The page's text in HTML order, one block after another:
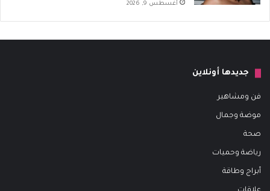
أغسطس 9, 2026
جديدها أونلاين
فن ومشاهير
موضة وجمال
صحة
رياضة وحميات
أبراج وطاقة